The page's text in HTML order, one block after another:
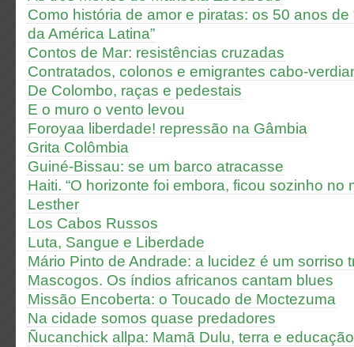
Como história de amor e piratas: os 50 anos de
da América Latina”
Contos de Mar: resistências cruzadas
Contratados, colonos e emigrantes cabo-
De Colombo, raças e pedestais
E o muro o vento levou
Foroyaa liberdade! repressão na Gâmbia
Grita Colômbia
Guiné-Bissau: se um barco atracasse
Haiti. “O horizonte foi embora, ficou sozinho no
Lesther
Los Cabos Russos
Luta, Sangue e Liberdade
Mário Pinto de Andrade: a lucidez é um sorriso
Mascogos. Os índios africanos cantam blues
Missão Encoberta: o Toucado de Moctezuma
Na cidade somos quase predadores
Ñucanchick allpa: Mamã Dulu, terra e educação